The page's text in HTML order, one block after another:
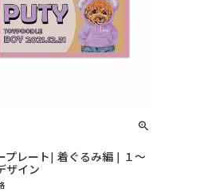
プレート| 着ぐるみ編 | １～
ザイン